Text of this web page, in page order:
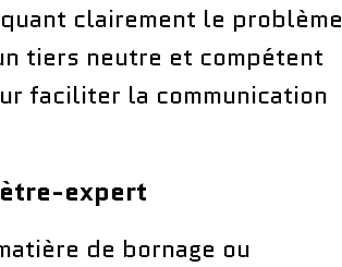
clairement le problème
tiers neutre et compétent
faciliter la communication
expert
de bornage ou